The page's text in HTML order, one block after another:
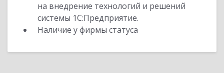
на внедрение технологий и решений
системы 1С:Предприятие.
Наличие у фирмы статуса